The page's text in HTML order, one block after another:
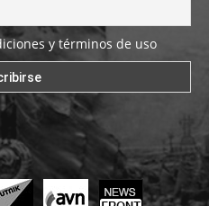
y términos de uso